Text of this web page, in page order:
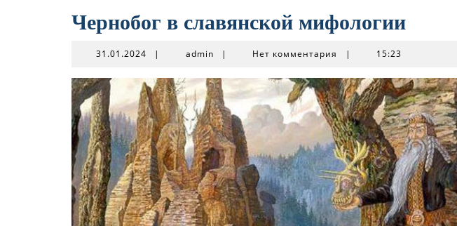
Чернобог в славянской мифологии
31.01.2024 31.01.2024
| adminadmin
| Нет комментария | 15:23